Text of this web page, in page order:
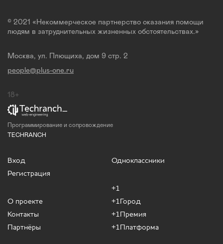
© 2021 «Некоммерческое партнерство оказания помощи
людям в затруднительных жизненных обстоятельствах.»
Москва, ул. Плющиха, дом 9 стр. 2
people@plus-one.ru
18+
Программирование и сопровождение
TECHRANCH
Вход
Регистрация
О проекте
Контакты
Партнёры
Одноклассники
+1
+1Город
+1Премия
+1Платформа